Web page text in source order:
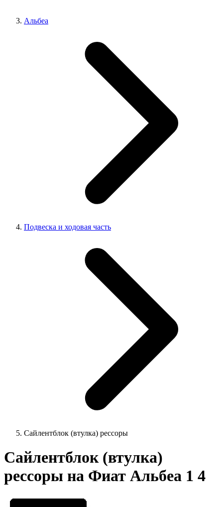
Альбеа
Подвеска и ходовая часть
Сайлентблок (втулка) рессоры
Сайлентблок (втулка)
рессоры на Фиат Альбеа 1 4